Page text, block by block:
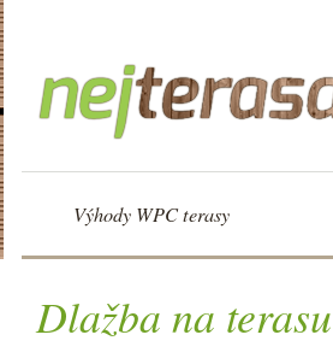
Výhody WPC terasy
Dlažba na